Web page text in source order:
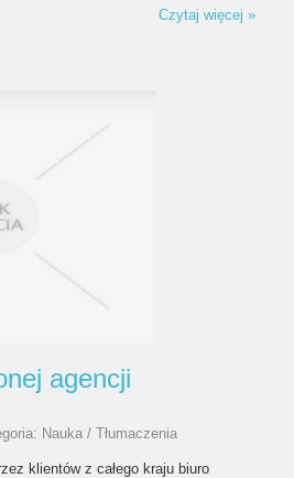
Czytaj więcej »
agencji
Nauka / Tłumaczenia
klientów z całego kraju biuro